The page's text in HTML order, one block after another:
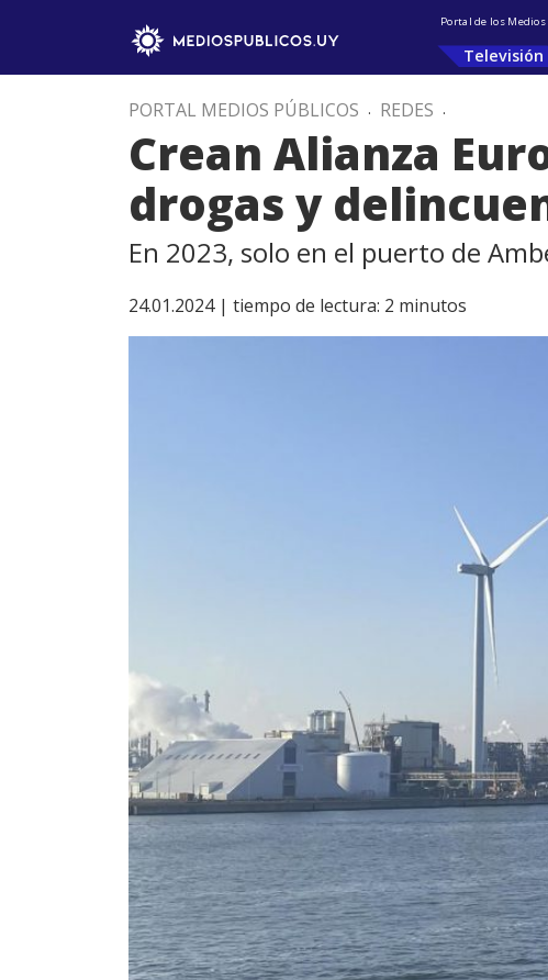
Portal de los
Televisión
PORTAL MEDIOS PÚBLICOS . REDES .
Crean Alianza
drogas y
En 2023, solo en el puerto de
24.01.2024 | tiempo de lectura: 2 minutos